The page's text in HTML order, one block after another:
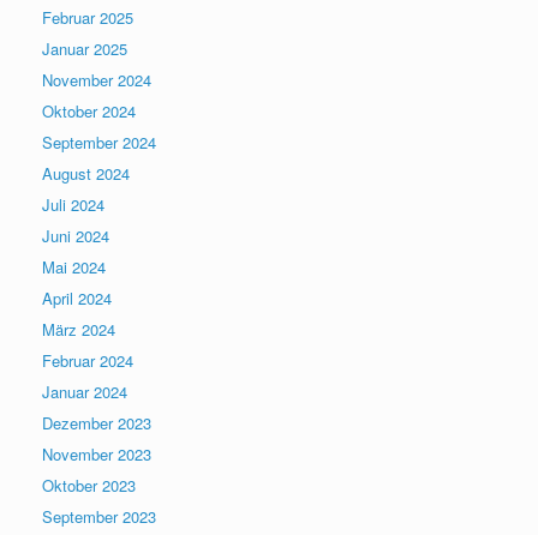
Februar 2025
Januar 2025
November 2024
Oktober 2024
September 2024
August 2024
Juli 2024
Juni 2024
Mai 2024
April 2024
März 2024
Februar 2024
Januar 2024
Dezember 2023
November 2023
Oktober 2023
September 2023